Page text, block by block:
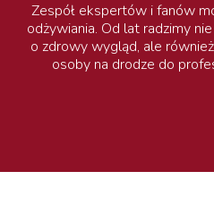
Zespół ekspertów i fanów
odżywiania. Od lat radzimy
o zdrowy wygląd, ale
osoby na drodze do